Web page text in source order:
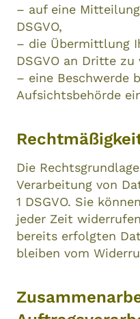
– auf eine
DSGVO,
– die Übermittlung
DSGVO an Dritte zu
– eine Beschwerde
Aufsichtsbehörde
Die
Verarbeitung von
1 DSGVO. Sie
jeder Zeit
bereits erfolgten
bleiben vom